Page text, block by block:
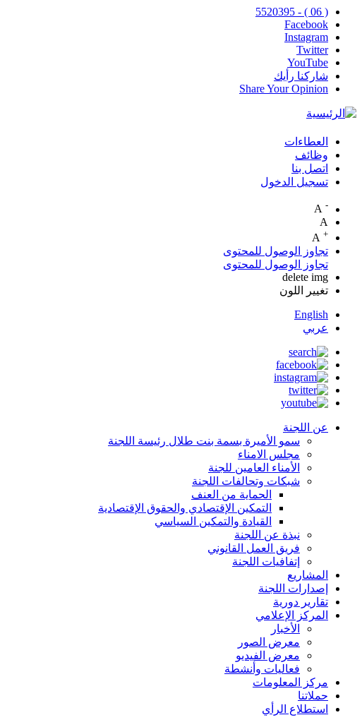
( 06 ) - 5520395
Facebook
Instagram
Twitter
YouTube
شاركنا رأيك
Share Your Opinion
Top
Menu
العطاءات
وظائف
اتصل بنا
تسجيل الدخول
-
A
+
تجاوز الوصول للمحتوى
تجاوز الوصول للمحتوى
delete img
تغيير اللون
English
عربي
عن اللجنة
سمو الأميرة بسمة بنت طلال رئيسة اللجنة
مجلس الامناء
الأمناء العامين للجنة
شبكات وتحالفات اللجنة
الحماية من العنف
التمكين الإقتصادي والحقوق الإقتصادية
القيادة والتمكين السياسي
نبذة عن اللجنة
فريق العمل القانوني
إتفافيات اللجنة
المشاريع
إصدارات اللجنة
تقارير دورية
المركز الإعلامي
الأخبار
معرض الصور
معرض الفيديو
فعاليات وأنشطة
مركز المعلومات
حملاتنا
استطلاع الرأي